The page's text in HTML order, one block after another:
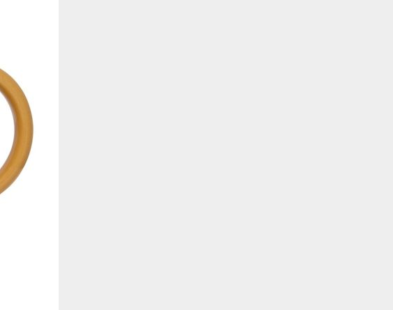
Debido a que respetamos tu derecho a la privacidad, te damos la opción de no permitir ciertos
clic en las diferentes categorías de cookies para obtener más detalles sobre cada una de ellas, y así elegir
ofrecerte pueden verse afectados. Más información
necesarias
para que el sitio web funcione y no se pueden desactivar en nuestros sistemas. Por ejemplo, estas
necesarias te permitirán acceder a tu área de cliente, mantener activa tu sesión mientras navegas o
compras. También nos permitirán detectar cualquier problema técnico que pueda afectar la
y / o la navegación en el Sitio. Puedes configurar tu navegador para bloquear o ser notificado de la
pero algunas partes del sitio web pueden verse afectadas. Estas cookies no almacenan ninguna
personal.